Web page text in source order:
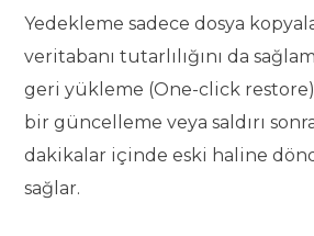
Yedekleme sadece dosya
veritabanı tutarlılığını da
geri yükleme (One-click
bir güncelleme veya saldırı
dakikalar içinde eski haline
sağlar.